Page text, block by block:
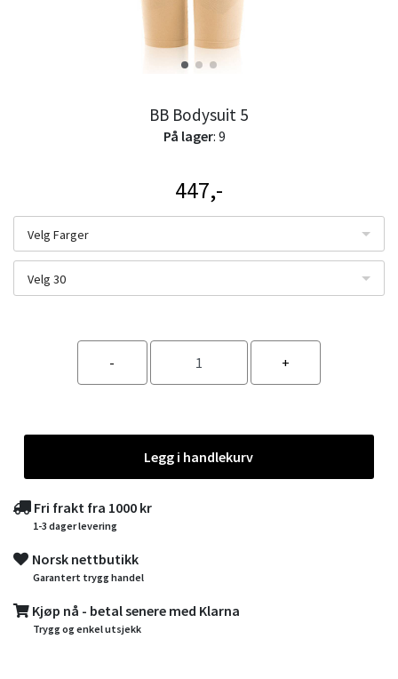
BB Bodysuit 5
På lager: 9
447,-
Velg Farger
Velg 30
Legg i handlekurv
Fri frakt fra 1000 kr
1-3 dager levering
Norsk nettbutikk
Garantert trygg handel
Kjøp nå - betal senere med Klarna
Trygg og enkel utsjekk